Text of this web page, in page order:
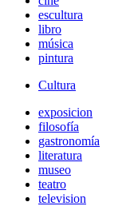
escultura
libro
música
pintura
Cultura
exposicion
filosofía
gastronomía
literatura
museo
teatro
television